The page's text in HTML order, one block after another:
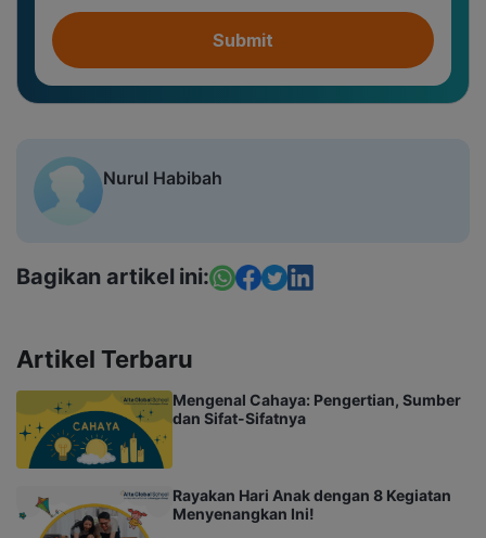
Submit
Nurul Habibah
Bagikan artikel ini:
Artikel Terbaru
Mengenal Cahaya: Pengertian, Sumber
dan Sifat-Sifatnya
Rayakan Hari Anak dengan 8 Kegiatan
Menyenangkan Ini!